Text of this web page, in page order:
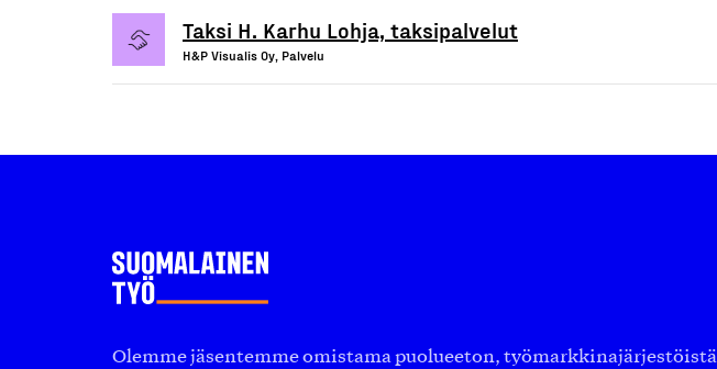
Taksi H. Karhu Lohja, taksipalvelut
H&P Visualis Oy, Palvelu
Olemme jäsentemme omistama puolueeton, työmarkkinajärjestöistä